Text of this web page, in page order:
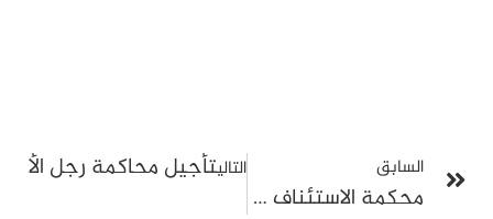
السابق
محكمة الاستئناف تؤجّل النظر في قضية مراد الزغيدي وبرهان بسيس
التاليتأجيل محاكمة رجل